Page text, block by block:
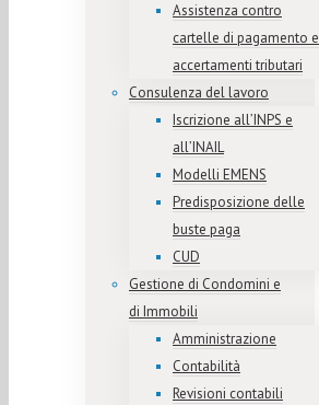
Assistenza contro
cartelle di pagamento e
accertamenti tributari
Consulenza del lavoro
Iscrizione all’INPS e
all’INAIL
Modelli EMENS
Predisposizione delle
buste paga
CUD
Gestione di Condomini e
di Immobili
Amministrazione
Contabilità
Revisioni contabili